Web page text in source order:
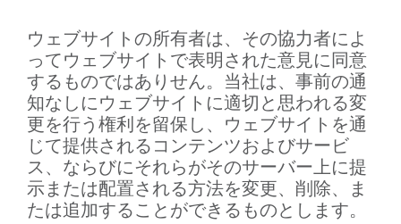
ウェブサイトの所有者は、その協力者によ
ってウェブサイトで表明された意見に同意
するものではありせん。当社は、事前の通
知なしにウェブサイトに適切と思われる変
更を行う権利を留保し、ウェブサイトを通
じて提供されるコンテンツおよびサービ
ス、ならびにそれらがそのサーバー上に提
示または配置される方法を変更、削除、ま
たは追加することができるものとします。